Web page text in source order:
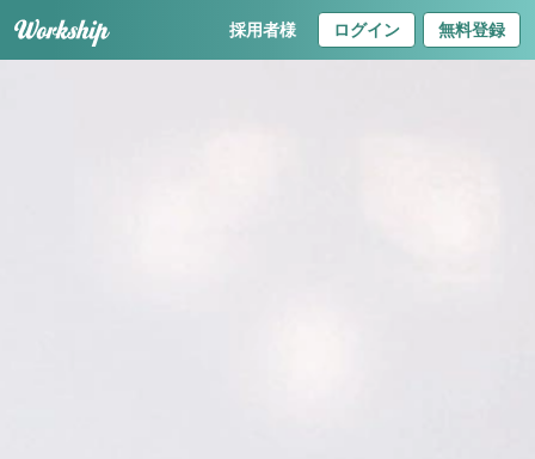
採用者様 ログイン 無料登録